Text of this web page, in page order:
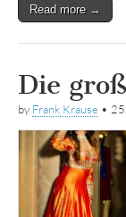
Read more →
Die
by Frank Krause •